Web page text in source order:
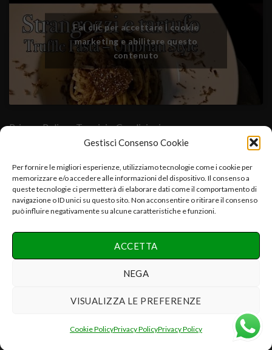
Gestisci Consenso Cookie
Per fornire le migliori esperienze, utilizziamo tecnologie come i cookie per
memorizzare e/o accedere alle informazioni del dispositivo. Il consenso a
queste tecnologie ci permetterà di elaborare dati come il comportamento di
navigazione o ID unici su questo sito. Non acconsentire o ritirare il consenso
può influire negativamente su alcune caratteristiche e funzioni.
ACCETTA
NEGA
VISUALIZZA LE PREFERENZE
Cookie PolicyPrivacy PolicyPrivacy Policy
Fai clic per accettare i cookie
marketing e abilitare questo
contenuto
Privacy Policy- Termini e Condizioni
Cuore Verde Natura srls , via I°Maggio,25-06054.Fratta Todina-
PG-Italy C.f.-P.iva:03392670547-CCIAA PG 03392670547-
REA:PG-286075 e.mail:info@cuoreverdenatura.com
Copyright 2026 ©Cuore Verde Natura srls Tutti i diritti
riservati
Realizzazione Networx Internet Solutions PHOTO-VIDEO &
DESIGN by Danilo P.